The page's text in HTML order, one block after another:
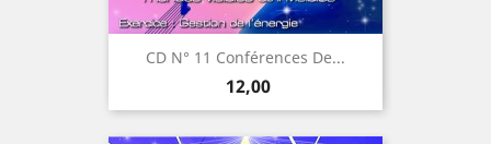
CD N° 11 Conférences De...
Prijs
12,00